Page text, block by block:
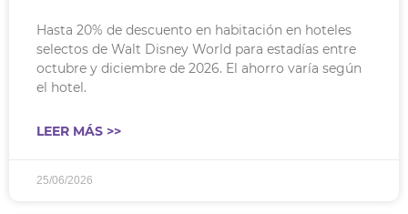
Hasta 20% de descuento en habitación en hoteles
selectos de Walt Disney World para estadías entre
octubre y diciembre de 2026. El ahorro varía según
el hotel.
LEER MÁS >>
25/06/2026